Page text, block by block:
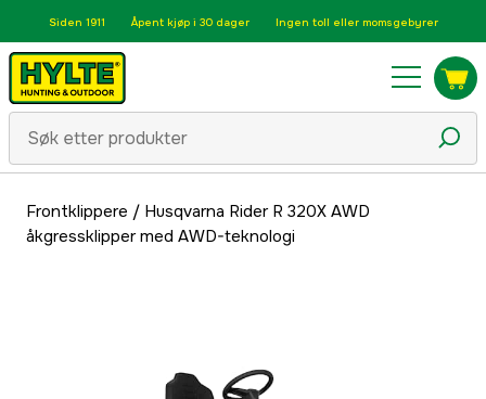
Siden 1911 Åpent kjøp i 30 dager Ingen toll eller momsgebyrer
Frontklippere / Husqvarna Rider R 320X AWD
åkgressklipper med AWD-teknologi